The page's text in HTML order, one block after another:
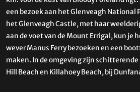
een bezoek aan het Glenveagh National
het Glenveagh Castle, met haar
aan de voet van de Mount Errigal, kun je
wever Manus Ferry bezoeken en een
maken. In de omgeving zijn
Hill Beach en Killahoey Beach, bij